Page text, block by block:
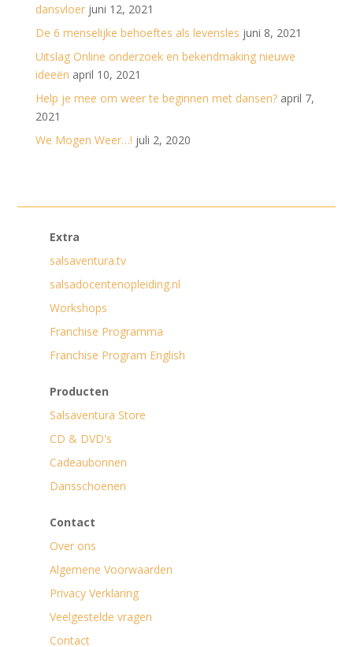
dansvloer juni 12, 2021
De 6 menselijke behoeftes als levensles juni 8, 2021
Uitslag Online onderzoek en bekendmaking nieuwe
ideeën april 10, 2021
Help je mee om weer te beginnen met dansen? april 7,
2021
We Mogen Weer…! juli 2, 2020
Extra
salsaventura.tv
salsadocentenopleiding.nl
Workshops
Franchise Programma
Franchise Program English
Producten
Salsaventura Store
CD & DVD's
Cadeaubonnen
Dansschoenen
Contact
Over ons
Algemene Voorwaarden
Privacy Verklaring
Veelgestelde vragen
Contact